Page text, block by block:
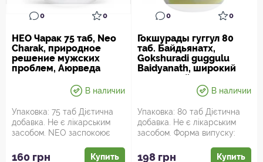
0 0
НЕО Чарак 75 таб, Neo
Charak, природное
решение мужских
проблем, Аюрведа
В наличии
Упаковка: 75 таб Дієтична
добавка. Не є лікарським
засобом. NEO заспокоює
160 грн Купить
0 0
Гокшурады гуггул 80
таб. Байдьянатх,
Gokshuradi guggulu
Baidyanath, широкий
спектр действия для
всего организма,В наличии
Упаковка: 80 таб Дієтична
добавка. Не є лікарським
засобом. Форма випуску:
198 грн Купить